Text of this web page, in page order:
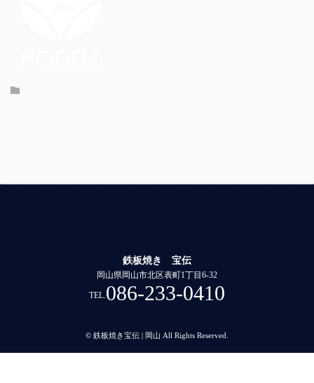
鉄板焼き 宝伝
岡山県岡山市北区表町1丁目6-32
TEL.086-233-0410
© 鉄板焼き宝伝 | 岡山 All Rights Reserved.